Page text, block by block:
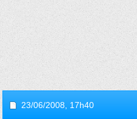
23/06/2008, 17h40